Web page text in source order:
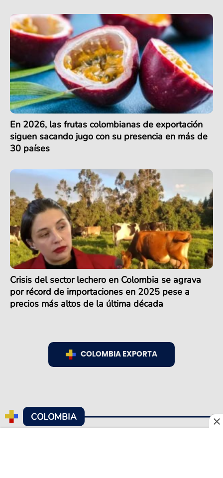
En 2026, las frutas colombianas de exportación
siguen sacando jugo con su presencia en más de
30 países
Crisis del sector lechero en Colombia se agrava
por récord de importaciones en 2025 pese a
precios más altos de la última década
COLOMBIA EXPORTA
COLOMBIA